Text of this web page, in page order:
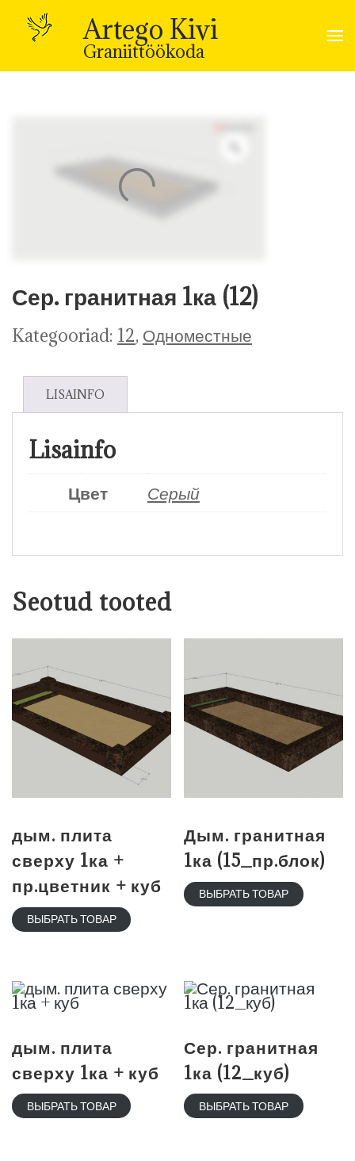
content
(Press
Artego Kivi
Graniittöökoda
Сер. гранитная 1ка (12)
Kategooriad: 12, Одноместные
LISAINFO
Lisainfo
Цвет Серый
Seotud tooted
дым. плита
сверху 1ка +
пр.цветник + куб
ВЫБРАТЬ ТОВАР
Дым. гранитная
1ка (15_пр.блок)
ВЫБРАТЬ ТОВАР
дым. плита
сверху 1ка + куб
ВЫБРАТЬ ТОВАР
Сер. гранитная
1ка (12_куб)
ВЫБРАТЬ ТОВАР